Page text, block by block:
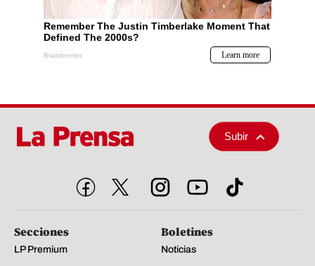
Subir
Secciones
LP Premium
Boletines
Noticias